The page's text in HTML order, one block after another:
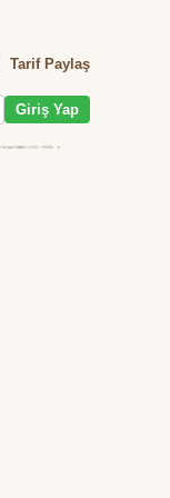
Tarif Paylaş
Giriş Yap